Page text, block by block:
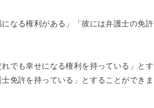
なる権利がある」「彼には弁護士の免許
でも幸せになる権利を持っている」とす
免許を持っている」とすることができま